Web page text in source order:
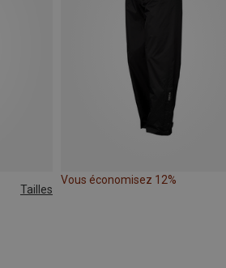
Tailles
Vous économisez 12%